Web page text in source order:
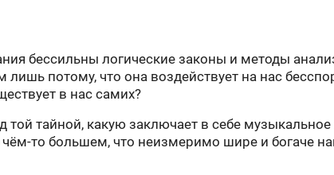
бессильны логические законы и методы
потому, что она воздействует на нас
в нас самих?
тайной, какую заключает в себе
то большем, что неизмеримо шире и богаче